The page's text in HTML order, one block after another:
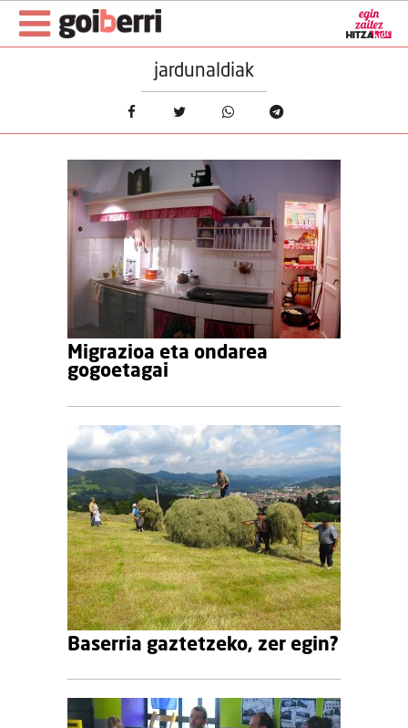
jardunaldiak
Migrazioa eta ondarea
gogoetagai
Baserria gaztetzeko, zer egin?